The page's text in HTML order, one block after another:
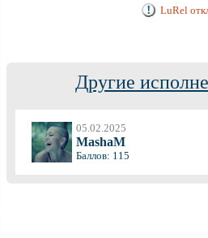
LuRel
Другие
05.02.2025
MashaM
Баллов: 115